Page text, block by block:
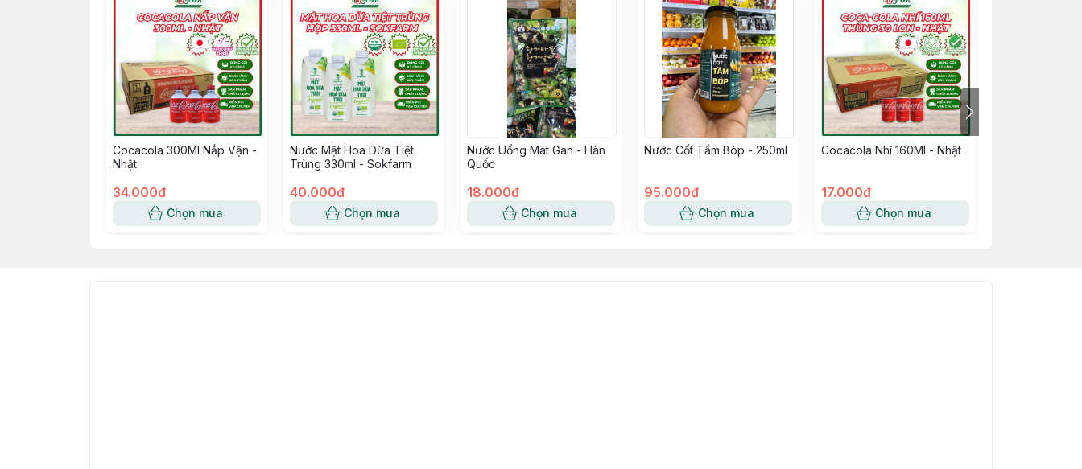
Cocacola 300Ml Nắp Vặn -
Nhật
34.000đ
Chọn mua
Nước Mật Hoa Dừa Tiệt
Trùng 330ml - Sokfarm
40.000đ
Chọn mua
Nước Uống Mát Gan - Hàn
Quốc
18.000đ
Chọn mua
Nước Cốt Tầm Bóp - 250ml
95.000đ
Chọn mua
Cocacola Nhí 160Ml - Nhật
17.000đ
Chọn mua